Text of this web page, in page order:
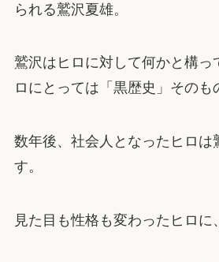
られる鷲沢夏雄。
鷲沢はヒロに対して何かと構っ
ロにとっては「黒歴史」そのも
数年後、社会人となったヒロは
す。
見た目も性格も変わったヒロに